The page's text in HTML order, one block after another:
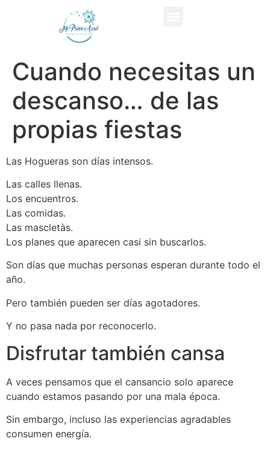
Cuando necesitas un
descanso… de las
propias fiestas
Las Hogueras son días intensos.
Las calles llenas.
Los encuentros.
Las comidas.
Las mascletàs.
Los planes que aparecen casi sin buscarlos.
Son días que muchas personas esperan durante todo el
año.
Pero también pueden ser días agotadores.
Y no pasa nada por reconocerlo.
Disfrutar también cansa
A veces pensamos que el cansancio solo aparece
cuando estamos pasando por una mala época.
Sin embargo, incluso las experiencias agradables
consumen energía.